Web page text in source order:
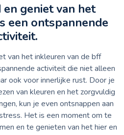
geniet van het
een ontspannende
van het inkleuren van de bff
activiteit die niet alleen
ook voor innerlijke rust. Door je
van kleuren en het zorgvuldig
kun je even ontsnappen aan
Het is een moment om te
en te genieten van het hier en